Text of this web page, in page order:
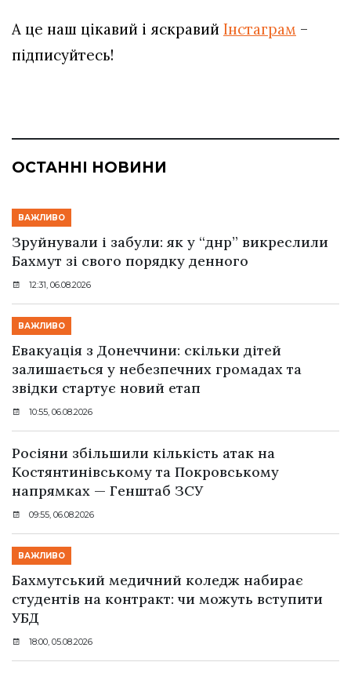
А це наш цікавий і яскравий Інстаграм –
підписуйтесь!
ОСТАННІ НОВИНИ
ВАЖЛИВО
Зруйнували і забули: як у “днр” викреслили
Бахмут зі свого порядку денного
12:31, 06.08.2026
ВАЖЛИВО
Евакуація з Донеччини: скільки дітей
залишається у небезпечних громадах та
звідки стартує новий етап
10:55, 06.08.2026
Росіяни збільшили кількість атак на
Костянтинівському та Покровському
напрямках — Генштаб ЗСУ
09:55, 06.08.2026
ВАЖЛИВО
Бахмутський медичний коледж набирає
студентів на контракт: чи можуть вступити
УБД
18:00, 05.08.2026